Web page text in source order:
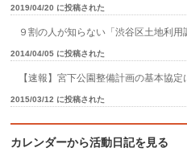
2019/04/20 に投稿された
９割の人が知らない「渋谷区土地利用
2014/04/05 に投稿された
【速報】宮下公園整備計画の基本協定
2015/03/12 に投稿された
カレンダーから活動日記を見る